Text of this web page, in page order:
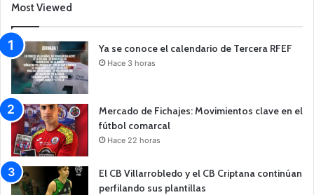
Most Viewed
Ya se conoce el calendario de Tercera RFEF
Hace 3 horas
Mercado de Fichajes: Movimientos clave en el
fútbol comarcal
Hace 22 horas
El CB Villarrobledo y el CB Criptana continúan
perfilando sus plantillas